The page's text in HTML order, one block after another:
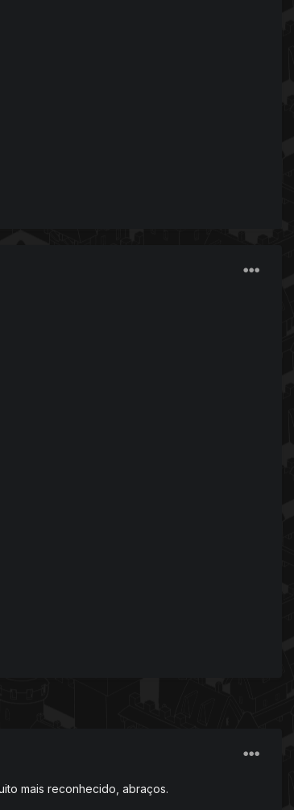
mais reconhecido, abraços.